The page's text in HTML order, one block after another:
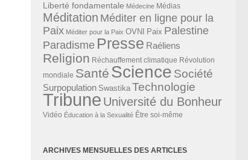
Liberté fondamentale Médecine Médias
Méditation Méditer en ligne pour la
Paix Méditer pour la Paix OVNI Paix Palestine
Paradisme Presse Raéliens
Religion Réchauffement climatique Révolution
mondiale Santé Science Société
Surpopulation Swastika Technologie
Tribune Université du Bonheur
Vidéo Éducation à la Sexualité Être soi-même
ARCHIVES MENSUELLES DES ARTICLES